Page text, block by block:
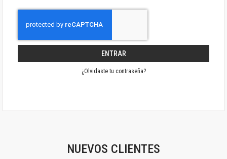
ENTRAR
¿Olvidaste tu contraseña?
NUEVOS CLIENTES